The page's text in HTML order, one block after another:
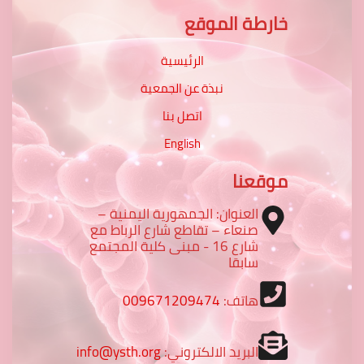
خارطة الموقع
الرئيسية
نبذة عن الجمعية
اتصل بنا
English
موقعنا
العنوان: الجمهورية اليمنية –
صنعاء – تقاطع شارع الرباط مع
شارع 16 - مبنى كلية المجتمع
سابقا
هاتف:009671209474
البريد الالكتروني:info@ysth.org